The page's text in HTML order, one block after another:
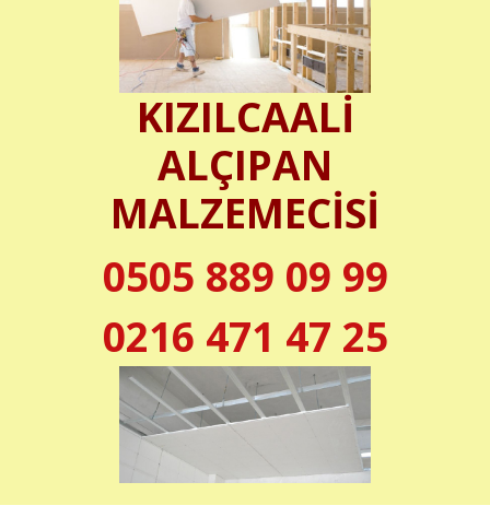
KIZILCAALİ
ALÇIPAN
MALZEMECİSİ
0505 889 09 99
0216 471 47 25